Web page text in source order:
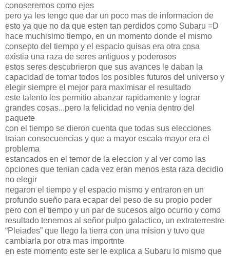
conoseremos como ejes
pero ya les tengo que dar un poco mas de informacion de
esto ya que no da que esten tan perdidos como Subaru =D
hace muchisimo tiempo, en un momento donde el mismo
consepto del tiempo y el espacio quisas era otra cosa
existia una raza de seres antiguos y poderosos
estos seres descubrieron que sus avances le daban la
capacidad de tomar todos los posibles futuros del universo y
elegir siempre el mejor para maximisar el resultado
este talento les permitio abanzar rapidamente y lograr
grandes cosas...pero la felicidad no venia dentro del
paquete
con el tiempo se dieron cuenta que todas sus elecciones
traian consecuencias y que a mayor escala mayor era el
problema
estancados en el temor de la eleccion y al ver como las
opciones que tenian cada vez eran menos esta raza decidio
no elegir
negaron el tiempo y el espacio mismo y entraron en un
profundo sueño para ecapar del peso de su propio poder
pero con el tiempo y un par de sucesos algo ocurrio y como
resultado tenemos al señor pulpo galactico, un extraterrestre
“Pleiades” que llego la tierra con una mision y tuvo que
cambiarla por otra mas importnte
en este momento este ser le explica a Subaru lo mismo que